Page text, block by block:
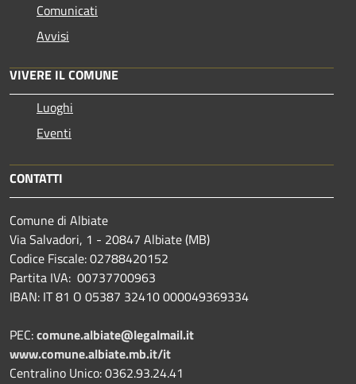
Comunicati
Avvisi
VIVERE IL COMUNE
Luoghi
Eventi
CONTATTI
Comune di Albiate
Via Salvadori, 1 - 20847 Albiate (MB)
Codice Fiscale: 02788420152
Partita IVA: 00737700963
IBAN: IT 81 O 05387 32410 000049369334
PEC:comune.albiate@legalmail.it
www.comune.albiate.mb.it/it
Centralino Unico: 0362.93.24.41